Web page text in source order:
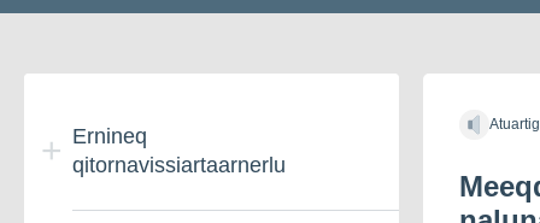
indholdetErnineq
qitornavissiartaarnerlu